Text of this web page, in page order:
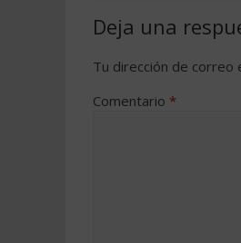
Deja una
Tu dirección de correo
Comentario *